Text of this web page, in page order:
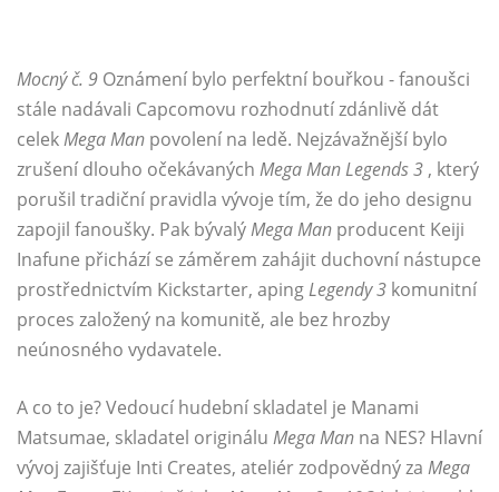
Mocný č. 9 Oznámení bylo perfektní bouřkou - fanoušci
stále nadávali Capcomovu rozhodnutí zdánlivě dát
celekMega Man povolení na ledě. Nejzávažnější bylo
zrušení dlouho očekávaných Mega Man Legends 3 , který
porušil tradiční pravidla vývoje tím, že do jeho designu
zapojil fanoušky. Pak bývalýMega Man producent Keiji
Inafune přichází se záměrem zahájit duchovní nástupce
prostřednictvím Kickstarter, apingLegendy 3 komunitní
proces založený na komunitě, ale bez hrozby
neúnosného vydavatele.
A co to je? Vedoucí hudební skladatel je Manami
Matsumae, skladatel originálu Mega Man na NES? Hlavní
vývoj zajišťuje Inti Creates, ateliér zodpovědný za Mega